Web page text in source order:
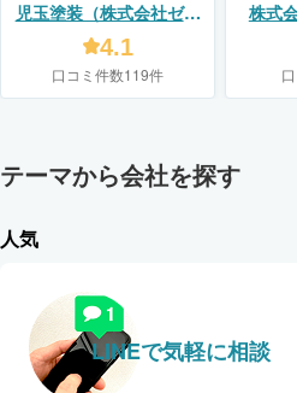
児玉塗装（株式会社ゼロ
プラス）
4.1
口コミ件数119件
株式
フォ
テーマから会社を探す
人気
LINEで気軽に相談